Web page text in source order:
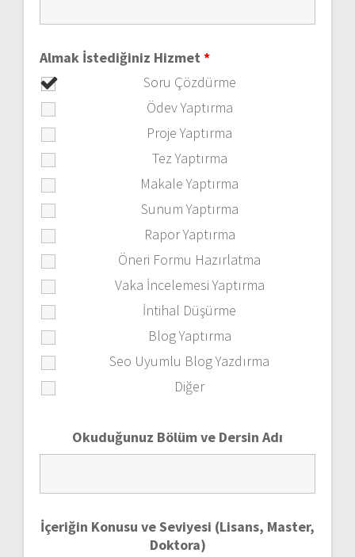
Almak İstediğiniz Hizmet *
Soru Çözdürme
Ödev Yaptırma
Proje Yaptırma
Tez Yaptırma
Makale Yaptırma
Sunum Yaptırma
Rapor Yaptırma
Öneri Formu Hazırlatma
Vaka İncelemesi Yaptırma
İntihal Düşürme
Blog Yaptırma
Seo Uyumlu Blog Yazdırma
Diğer
Okuduğunuz Bölüm ve Dersin Adı
İçeriğin Konusu ve Seviyesi (Lisans, Master,
Doktora)